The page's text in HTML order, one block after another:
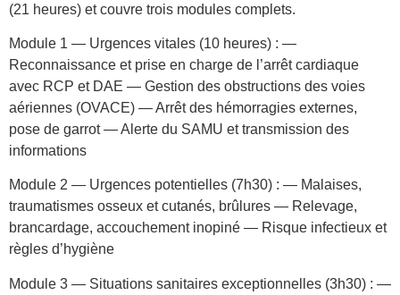
(21 heures) et couvre trois modules complets.
Module 1 — Urgences vitales (10 heures) : —
Reconnaissance et prise en charge de l’arrêt cardiaque
avec RCP et DAE — Gestion des obstructions des voies
aériennes (OVACE) — Arrêt des hémorragies externes,
pose de garrot — Alerte du SAMU et transmission des
informations
Module 2 — Urgences potentielles (7h30) : — Malaises,
traumatismes osseux et cutanés, brûlures — Relevage,
brancardage, accouchement inopiné — Risque infectieux et
règles d’hygiène
Module 3 — Situations sanitaires exceptionnelles (3h30) : —